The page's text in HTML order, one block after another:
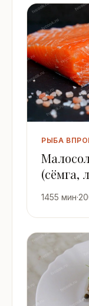
РЫБА
(сёмга,
1455 мин·